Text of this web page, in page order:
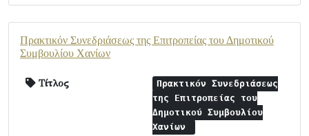
Πρακτικόν Συνεδριάσεως της Επιτροπείας του Δημοτικού
Συμβουλίου Χανίων
Τίτλος
Πρακτικόν Συνεδριάσεως
της Επιτροπείας του
Δημοτικού Συμβουλίου
Χανίων